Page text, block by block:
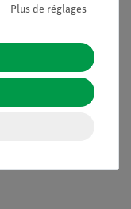
Plus de réglages